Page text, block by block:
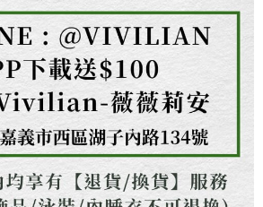
付」時，將依據個別帳號之用戶狀況，依本公司即
；若仍有額度不足之情形，本公司將視審查結果
或使用他人資訊註冊。若發現惡意使用之情形，
有權停止該用戶之使用額度並採取法律行動。